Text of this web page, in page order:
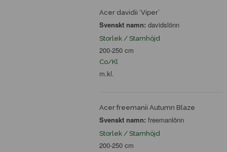
Acer davidii ’Viper’
Svenskt namn: davidslönn
Storlek / Stamhöjd
200-250 cm
Co/Kl
m.kl.
Acer freemanii Autumn Blaze
Svenskt namn: freemanlönn
Storlek / Stamhöjd
200-250 cm